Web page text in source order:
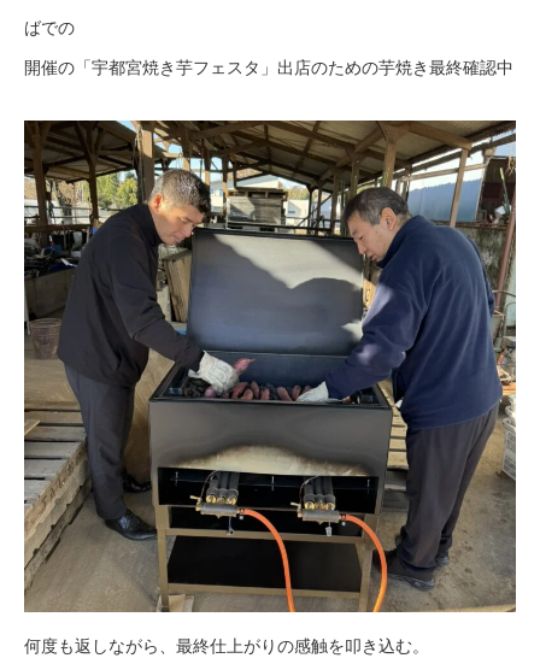
ばでの
開催の「宇都宮焼き芋フェスタ」出店のための芋焼き最終確認中
何度も返しながら、最終仕上がりの感触を叩き込む。